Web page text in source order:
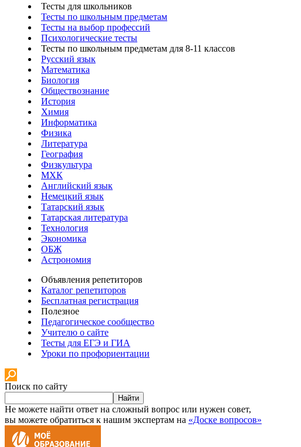
Тесты для школьников
Тесты по школьным предметам
Тесты на выбор профессий
Психологические тесты
Тесты по школьным предметам для 8-11 классов
Русский язык
Математика
Биология
Обществознание
История
Химия
Информатика
Физика
Литература
География
Физкультура
МХК
Английский язык
Немецкий язык
Татарский язык
Татарская литература
Технология
Экономика
ОБЖ
Астрономия
Объявления репетиторов
Каталог репетиторов
Бесплатная регистрация
Полезное
Педагогическое сообщество
Учителю о сайте
Тесты для ЕГЭ и ГИА
Уроки по профориентации
Поиск по сайту
Найти
Не можете найти ответ на сложный вопрос или нужен совет,
вы можете обратиться к нашим экспертам на «Доске вопросов»